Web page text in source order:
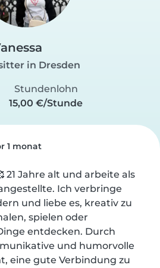
in Dresden
Stundenlohn
15,00 €/Stunde
1 monat
21 Jahre alt und arbeite als
Ich verbringe
und liebe es, kreativ zu
spielen oder
entdecken. Durch
und humorvolle
eine gute Verbindung zu